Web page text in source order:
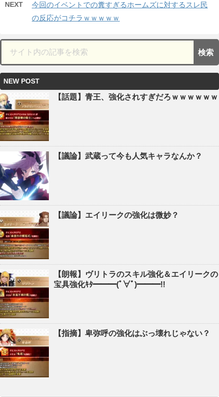
NEXT
今回のイベントでの糞すぎるホームズに対するスレ民
の反応がコチラｗｗｗｗｗ
NEW POST
【話題】青王、強化されすぎだろｗｗｗｗｗｗ
【議論】武蔵って今も人気キャラなんか？
【議論】エイリークの強化は微妙？
【朗報】ヴリトラのスキル強化＆エイリークの
宝具強化ｷﾀ━━━(ﾟ∀ﾟ)━━━!!
【指摘】卑弥呼の強化はぶっ壊れじゃない？